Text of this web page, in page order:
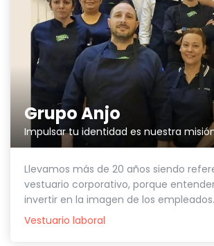
Grupo Anjo
Impulsar tu identidad es nuestra
Llevamos más de 20 años siendo
vestuario corporativo, porque
invertir en la imagen de los
Vestuario laboral